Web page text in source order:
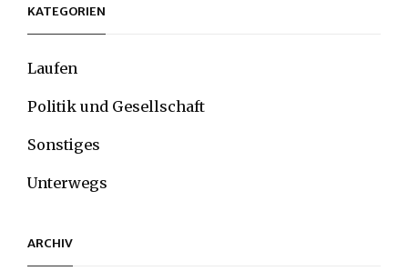
KATEGORIEN
Laufen
Politik und Gesellschaft
Sonstiges
Unterwegs
ARCHIV